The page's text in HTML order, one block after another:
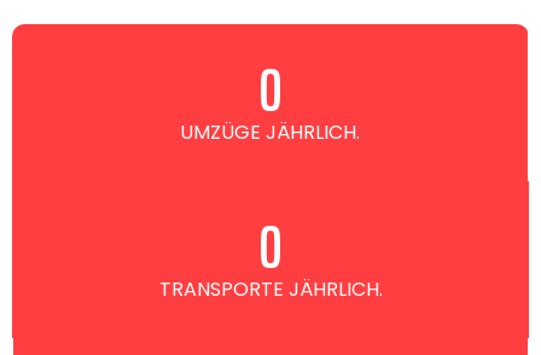
UMZÜGE JÄHRLICH.
0
TRANSPORTE JÄHRLICH.
0